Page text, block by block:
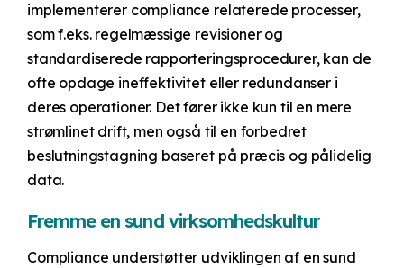
implementerer compliance relaterede processer,
som f.eks. regelmæssige revisioner og
standardiserede rapporteringsprocedurer, kan de
ofte opdage ineffektivitet eller redundanser i
deres operationer. Det fører ikke kun til en mere
strømlinet drift, men også til en forbedret
beslutningstagning baseret på præcis og pålidelig
data.
Fremme en sund virksomhedskultur
Compliance understøtter udviklingen af en sund